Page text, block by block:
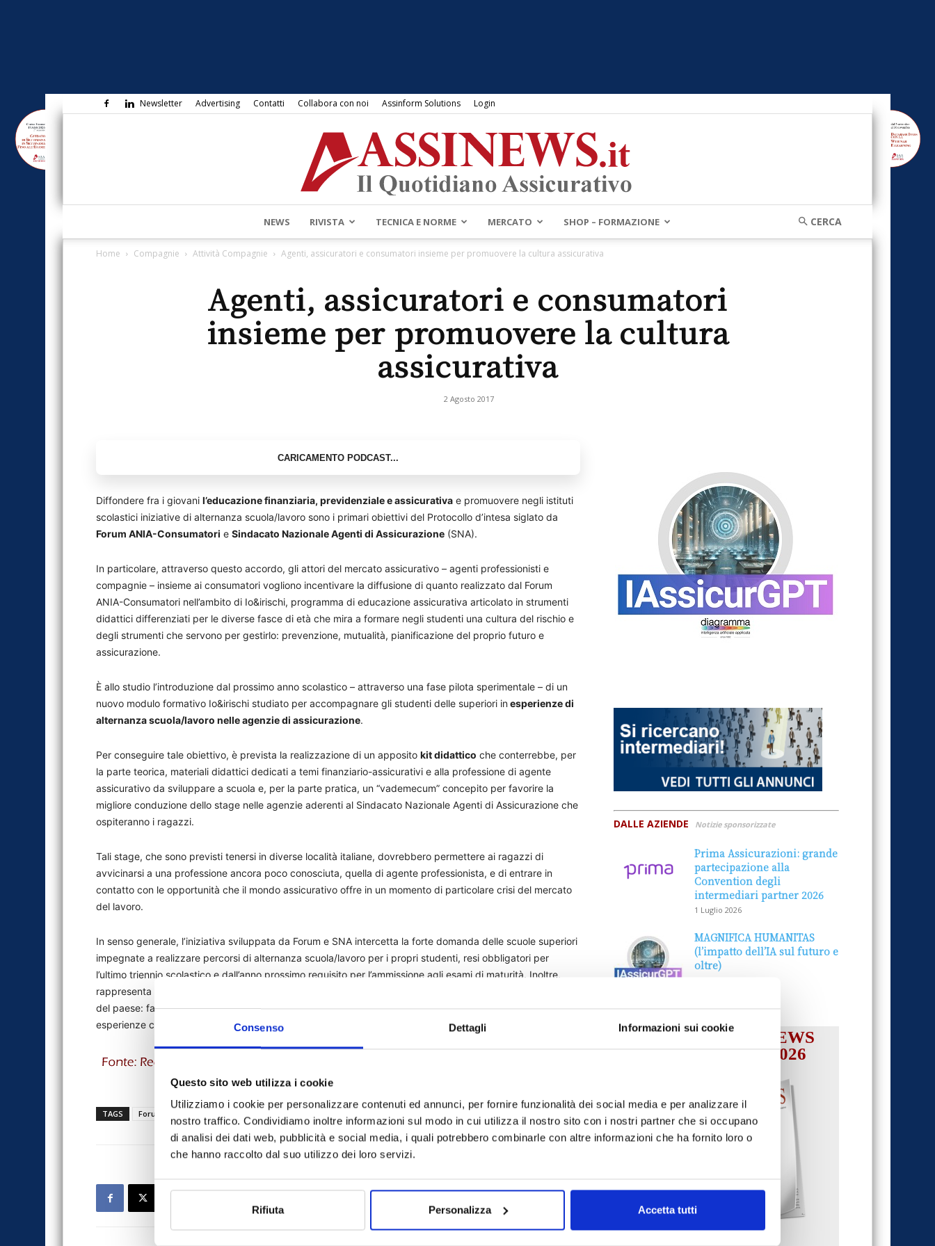
Consenso Dettagli Informazioni sui cookie
Questo sito web utilizza i cookie
Utilizziamo i cookie per personalizzare contenuti ed annunci, per fornire funzionalità dei social media e per analizzare il
nostro traffico. Condividiamo inoltre informazioni sul modo in cui utilizza il nostro sito con i nostri partner che si occupano
di analisi dei dati web, pubblicità e social media, i quali potrebbero combinarle con altre informazioni che ha fornito loro o
che hanno raccolto dal suo utilizzo dei loro servizi.
Rifiuta Personalizza Accetta tutti
Newsletter Advertising Contatti Collabora con noi Assinform Solutions Login
Assinews.it
NEWS RIVISTA TECNICA E NORME MERCATO SHOP – FORMAZIONE
Home Compagnie Attività Compagnie Agenti, assicuratori e consumatori insieme per promuovere la cultura assicurativa
Agenti, assicuratori e consumatori
insieme per promuovere la cultura
assicurativa
2 Agosto 2017
Diffondere fra i giovani l’educazione finanziaria, previdenziale e assicurativa e promuovere negli istituti
scolastici iniziative di alternanza scuola/lavoro sono i primari obiettivi del Protocollo d’intesa siglato da
Forum ANIA-Consumatori e Sindacato Nazionale Agenti di Assicurazione (SNA).
In particolare, attraverso questo accordo, gli attori del mercato assicurativo – agenti professionisti e
compagnie – insieme ai consumatori vogliono incentivare la diffusione di quanto realizzato dal Forum
ANIA-Consumatori nell’ambito di Io&irischi, programma di educazione assicurativa articolato in strumenti
didattici differenziati per le diverse fasce di età che mira a formare negli studenti una cultura del rischio e
degli strumenti che servono per gestirlo: prevenzione, mutualità, pianificazione del proprio futuro e
assicurazione.
È allo studio l’introduzione dal prossimo anno scolastico – attraverso una fase pilota sperimentale – di un
nuovo modulo formativo Io&irischi studiato per accompagnare gli studenti delle superiori inesperienze di
alternanza scuola/lavoro nelle agenzie di assicurazione.
Per conseguire tale obiettivo, è prevista la realizzazione di un apposito kit didattico che conterrebbe, per
la parte teorica, materiali didattici dedicati a temi finanziario-assicurativi e alla professione di agente
assicurativo da sviluppare a scuola e, per la parte pratica, un “vademecum” concepito per favorire la
migliore conduzione dello stage nelle agenzie aderenti al Sindacato Nazionale Agenti di Assicurazione che
ospiteranno i ragazzi.
Tali stage, che sono previsti tenersi in diverse località italiane, dovrebbero permettere ai ragazzi di
avvicinarsi a una professione ancora poco conosciuta, quella di agente professionista, e di entrare in
contatto con le opportunità che il mondo assicurativo offre in un momento di particolare crisi del mercato
del lavoro.
In senso generale, l’iniziativa sviluppata da Forum e SNA intercetta la forte domanda delle scuole superiori
impegnate a realizzare percorsi di alternanza scuola/lavoro per i propri studenti, resi obbligatori per
l’ultimo triennio scolastico e dall’anno prossimo requisito per l’ammissione agli esami di maturità. Inoltre,
rappresenta una concreta risposta del comparto assicurativo a una delle sfide più importanti per il futuro
del paese: facilitare l’inserimento dei giovani nel mercato del lavoro, dotandoli di competenze ed
esperienze concrete in ambito professionale.
TAGS Forum ANIA-Consumatori IoeiRischi
DALLE AZIENDE Notizie sponsorizzate
Prima Assicurazioni: grande
partecipazione alla
Convention degli
intermediari partner 2026
1 Luglio 2026
MAGNIFICA HUMANITAS
(l’impatto dell’IA sul futuro e
oltre)
IL MENSILE ASSINEWS
LUGLIO-AGOSTO 2026